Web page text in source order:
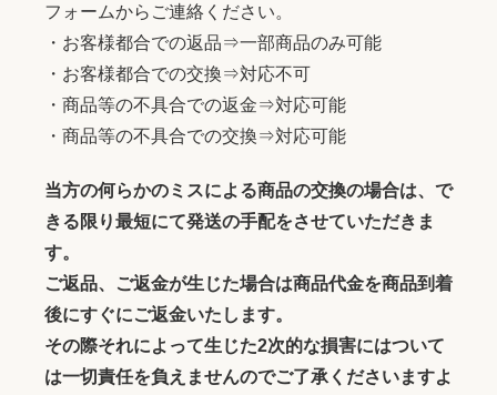
フォームからご連絡ください。
・お客様都合での返品⇒一部商品のみ可能
・お客様都合での交換⇒対応不可
・商品等の不具合での返金⇒対応可能
・商品等の不具合での交換⇒対応可能
当方の何らかのミスによる商品の交換の場合は、で
きる限り最短にて発送の手配をさせていただきま
す。
ご返品、ご返金が生じた場合は商品代金を商品到着
後にすぐにご返金いたします。
その際それによって生じた2次的な損害にはついて
は一切責任を負えませんのでご了承くださいますよ